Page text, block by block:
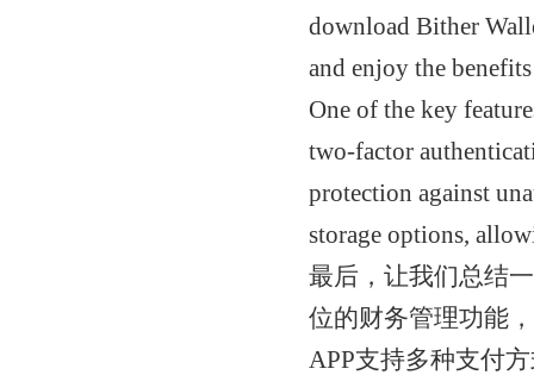
download Bither
and enjoy the
One of the key
two-factor
protection against
storage options,
最后，让我们总结
位的财务管理功能
APP支持多种支付